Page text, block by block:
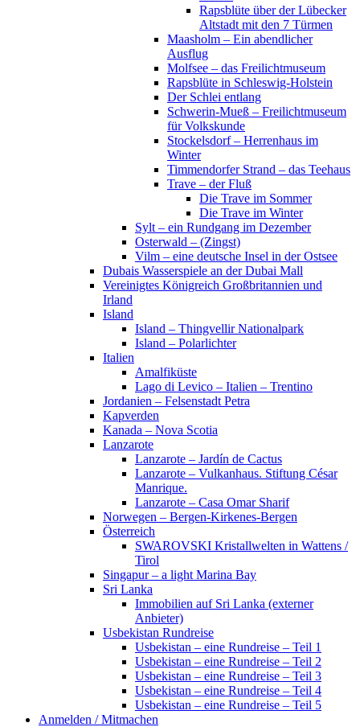
Rapsblüte über der Lübecker
Altstadt mit den 7 Türmen
Maasholm – Ein abendlicher
Ausflug
Molfsee – das Freilichtmuseum
Rapsblüte in Schleswig-Holstein
Der Schlei entlang
Schwerin-Mueß – Freilichtmuseum
für Volkskunde
Stockelsdorf – Herrenhaus im
Winter
Timmendorfer Strand – das Teehaus
Trave – der Fluß
Die Trave im Sommer
Die Trave im Winter
Sylt – ein Rundgang im Dezember
Osterwald – (Zingst)
Vilm – eine deutsche Insel in der Ostsee
Dubais Wasserspiele an der Dubai Mall
Vereinigtes Königreich Großbritannien und
Irland
Island
Island – Thingvellir Nationalpark
Island – Polarlichter
Italien
Amalfiküste
Lago di Levico – Italien – Trentino
Jordanien – Felsenstadt Petra
Kapverden
Kanada – Nova Scotia
Lanzarote
Lanzarote – Jardín de Cactus
Lanzarote – Vulkanhaus. Stiftung César
Manrique.
Lanzarote – Casa Omar Sharif
Norwegen – Bergen-Kirkenes-Bergen
Österreich
SWAROVSKI Kristallwelten in Wattens /
Tirol
Singapur – a light Marina Bay
Sri Lanka
Immobilien auf Sri Lanka (externer
Anbieter)
Usbekistan Rundreise
Usbekistan – eine Rundreise – Teil 1
Usbekistan – eine Rundreise – Teil 2
Usbekistan – eine Rundreise – Teil 3
Usbekistan – eine Rundreise – Teil 4
Usbekistan – eine Rundreise – Teil 5
Anmelden / Mitmachen